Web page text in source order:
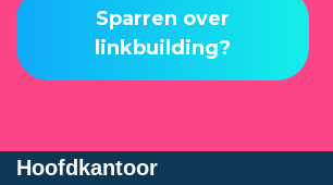
Sparren over
linkbuilding?
Hoofdkantoor